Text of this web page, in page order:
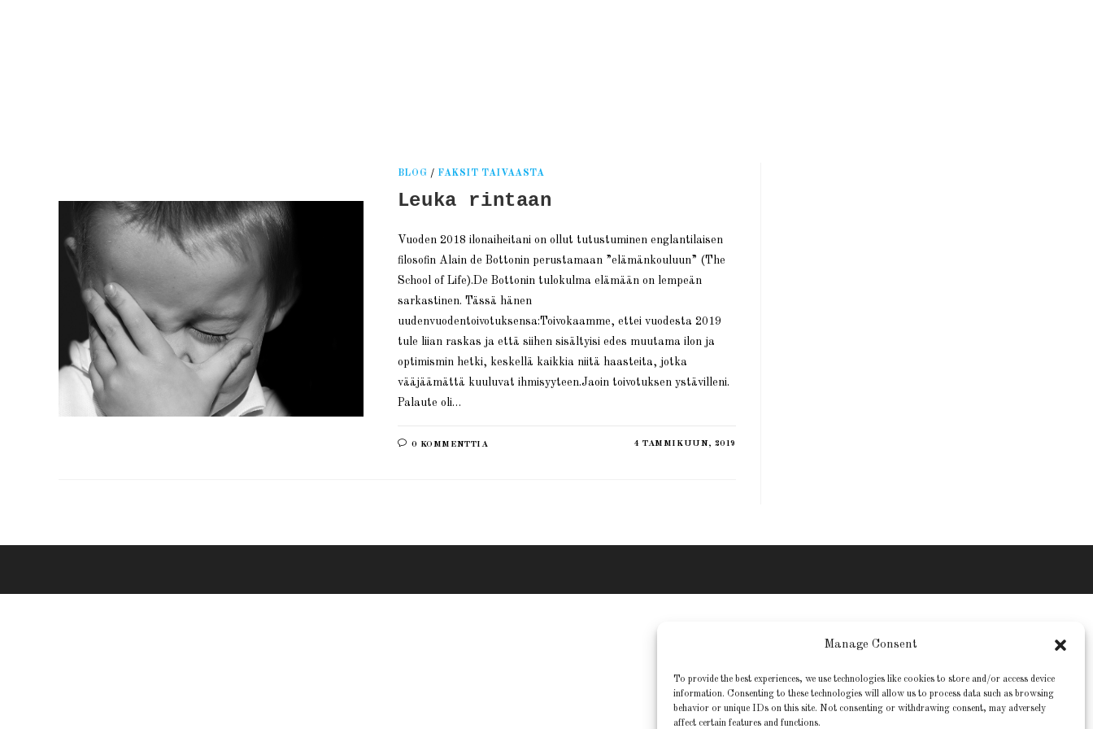
Manage Consent
To provide the best experiences, we use technologies like cookies to store and/or access device
information. Consenting to these technologies will allow us to process data such as browsing
behavior or unique IDs on this site. Not consenting or withdrawing consent, may adversely
affect certain features and functions.
BLOG / FAKSIT TAIVAASTA
Leuka rintaan
Vuoden 2018 ilonaiheitani on ollut tutustuminen englantilaisen
filosofin Alain de Bottonin perustamaan ”elämänkouluun” (The
School of Life).De Bottonin tulokulma elämään on lempeän
sarkastinen. Tässä hänen
uudenvuodentoivotuksensa:Toivokaamme, ettei vuodesta 2019
tule liian raskas ja että siihen sisältyisi edes muutama ilon ja
optimismin hetki, keskellä kaikkia niitä haasteita, jotka
vääjäämättä kuuluvat ihmisyyteen.Jaoin toivotuksen ystävilleni.
Palaute oli…
0 KOMMENTTIA 4 TAMMIKUUN, 2019